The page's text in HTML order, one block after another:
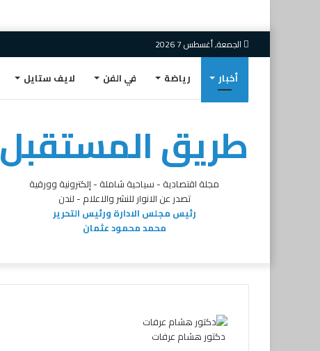
الجمعة, أغسطس 7 2026
أخبار رياضة في الفن لايف ستايل
طريق المستقبل
مجلة اقتصادية - سياحية شاملة - إلكترونية وورقية
تصدر عن الانوار للنشر والاعلام - لندن
رئيس مجلس الادارة ورئيس التحرير
محمد محمود عثمان
دكتور هشام عرفات